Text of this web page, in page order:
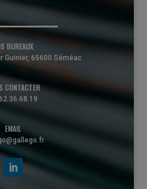
BUREAUX
Guinier, 65600 Séméac
CONTACTER
EMAIL